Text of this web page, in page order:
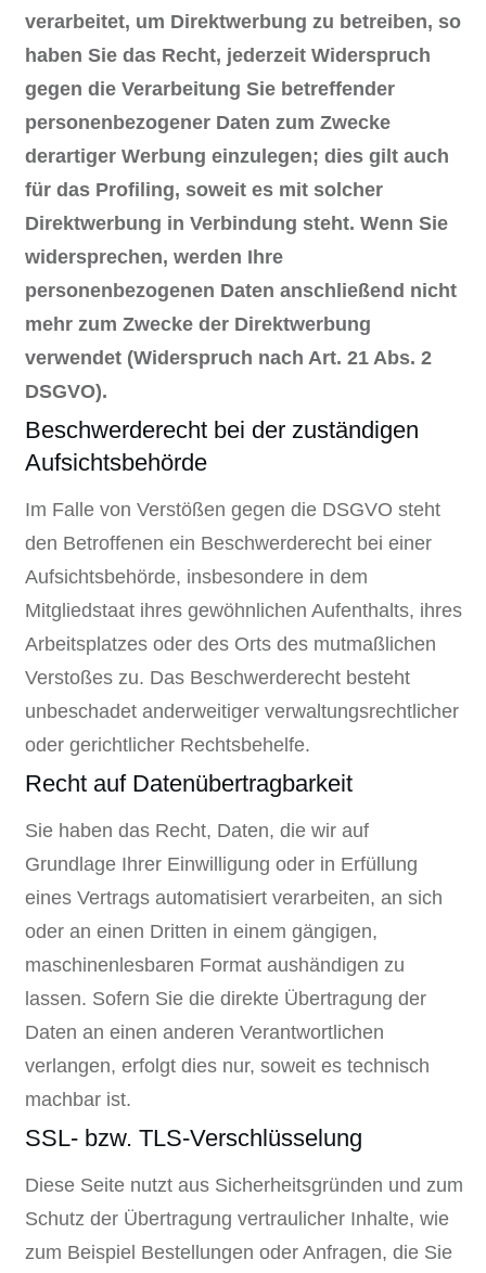
verarbeitet, um Direktwerbung zu betreiben, so
haben Sie das Recht, jederzeit Widerspruch
gegen die Verarbeitung Sie betreffender
personenbezogener Daten zum Zwecke
derartiger Werbung einzulegen; dies gilt auch
für das Profiling, soweit es mit solcher
Direktwerbung in Verbindung steht. Wenn Sie
widersprechen, werden Ihre
personenbezogenen Daten anschließend nicht
mehr zum Zwecke der Direktwerbung
verwendet (Widerspruch nach Art. 21 Abs. 2
DSGVO).
Beschwerderecht bei der zuständigen
Aufsichtsbehörde
Im Falle von Verstößen gegen die DSGVO steht
den Betroffenen ein Beschwerderecht bei einer
Aufsichtsbehörde, insbesondere in dem
Mitgliedstaat ihres gewöhnlichen Aufenthalts, ihres
Arbeitsplatzes oder des Orts des mutmaßlichen
Verstoßes zu. Das Beschwerderecht besteht
unbeschadet anderweitiger verwaltungsrechtlicher
oder gerichtlicher Rechtsbehelfe.
Recht auf Datenübertragbarkeit
Sie haben das Recht, Daten, die wir auf
Grundlage Ihrer Einwilligung oder in Erfüllung
eines Vertrags automatisiert verarbeiten, an sich
oder an einen Dritten in einem gängigen,
maschinenlesbaren Format aushändigen zu
lassen. Sofern Sie die direkte Übertragung der
Daten an einen anderen Verantwortlichen
verlangen, erfolgt dies nur, soweit es technisch
machbar ist.
SSL- bzw. TLS-Verschlüsselung
Diese Seite nutzt aus Sicherheitsgründen und zum
Schutz der Übertragung vertraulicher Inhalte, wie
zum Beispiel Bestellungen oder Anfragen, die Sie